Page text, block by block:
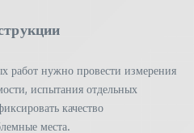
работ нужно провести измерения
испытания отдельных
качество
места.